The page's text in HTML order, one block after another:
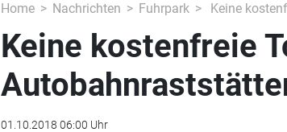
Home Nachrichten Fuhrpark Keine
Keine kostenfreie
01.10.2018 06:00 Uhr